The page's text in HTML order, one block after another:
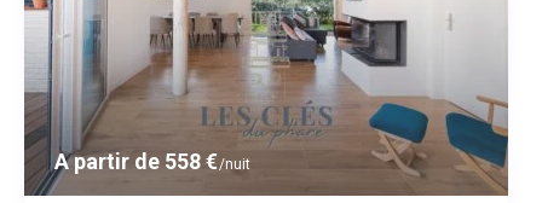
A partir de 558 €/nuit